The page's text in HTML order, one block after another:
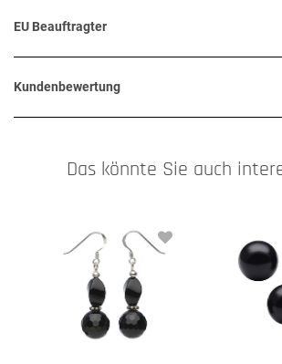
EU Beauftragter
Kundenbewertung
Das könnte Sie auch